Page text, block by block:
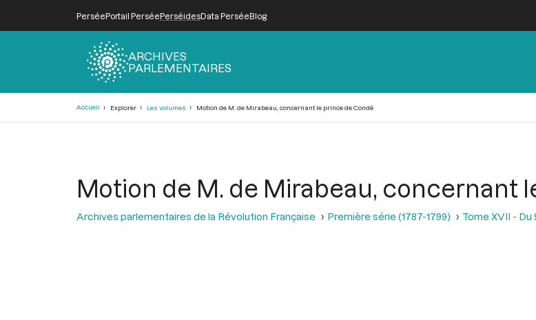
PerséePortail PerséePerséidesData PerséeBlog
ARCHIVES
PARLEMENTAIRES
Accueil Explorer Les volumes Motion de M. de Mirabeau, concernant le prince de Condé
Motion de M. de Mirabeau, concernant
Archives parlementaires de la Révolution Française Première série (1787-1799) Tome XVII - Du